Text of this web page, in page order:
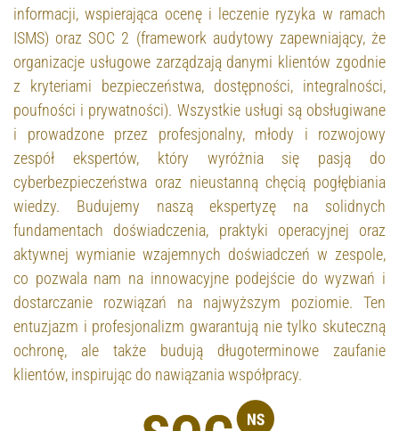
informacji, wspierająca ocenę i leczenie ryzyka w ramach
ISMS) oraz SOC 2 (framework audytowy zapewniający, że
organizacje usługowe zarządzają danymi klientów zgodnie
z kryteriami bezpieczeństwa, dostępności, integralności,
poufności i prywatności). Wszystkie usługi są obsługiwane
i prowadzone przez profesjonalny, młody i rozwojowy
zespół ekspertów, który wyróżnia się pasją do
cyberbezpieczeństwa oraz nieustanną chęcią pogłębiania
wiedzy. Budujemy naszą ekspertyzę na solidnych
fundamentach doświadczenia, praktyki operacyjnej oraz
aktywnej wymianie wzajemnych doświadczeń w zespole,
co pozwala nam na innowacyjne podejście do wyzwań i
dostarczanie rozwiązań na najwyższym poziomie. Ten
entuzjazm i profesjonalizm gwarantują nie tylko skuteczną
ochronę, ale także budują długoterminowe zaufanie
klientów, inspirując do nawiązania współpracy.